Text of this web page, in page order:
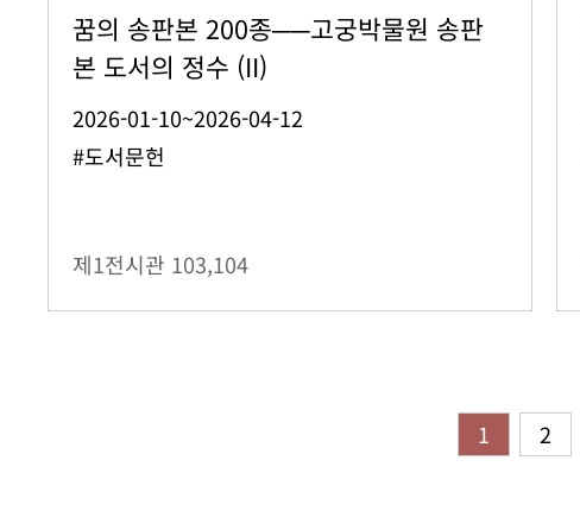
꿈의 송판본 200종──고궁박물원 송판
본 도서의 정수 (II)
2026-01-10~2026-04-12
#도서문헌
제1전시관 103,104
1
2